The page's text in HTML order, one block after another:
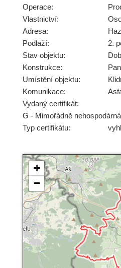
Operace:
Vlastnictví:
Adresa:
Podlaží:
2.
Stav objektu:
Konstrukce:
Umístění objektu:
Komunikace:
Vydaný certifikát:
G - Mimořádně nehospodárná
Typ certifikátu:
+
−